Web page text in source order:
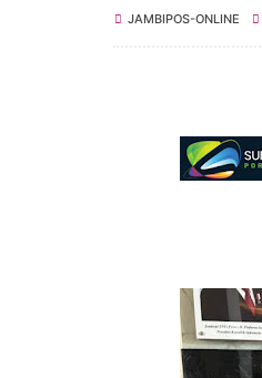
JAMBIPOS-ONLINE